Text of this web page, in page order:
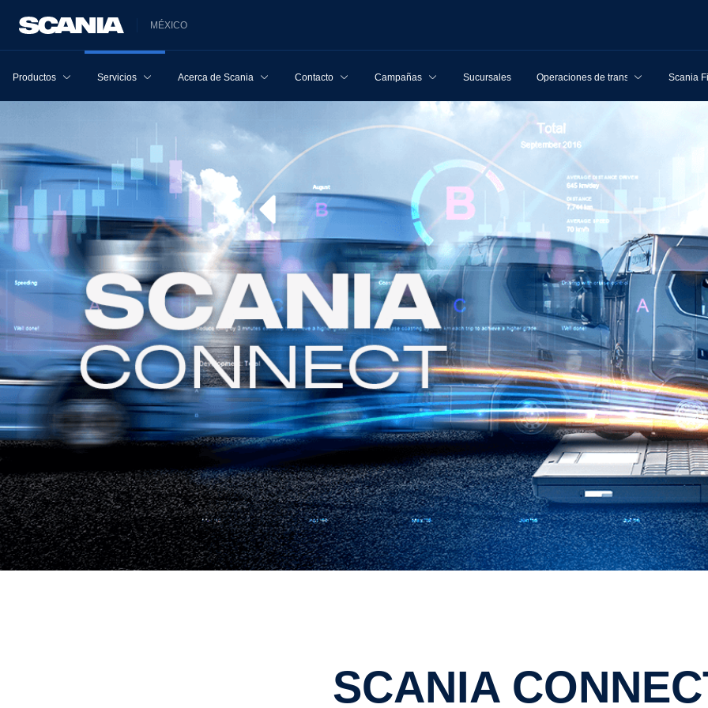
MÉXICO
Productos Servicios Acerca de Scania Contacto Campañas Sucursales Operaciones de transporte Scania
SCANIA